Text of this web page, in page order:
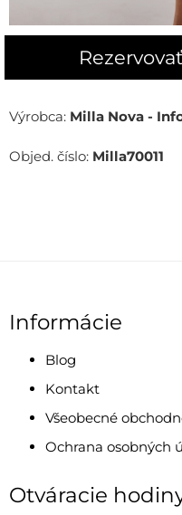
Výrobca: Milla Nova -
Objed. číslo: Milla70011
Informácie
Blog
Kontakt
Všeobecné
Ochrana osobných
Otváracie